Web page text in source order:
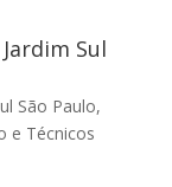
Sul
São Paulo,
e Técnicos